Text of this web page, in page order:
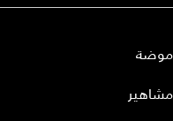
موضة
مشاهير